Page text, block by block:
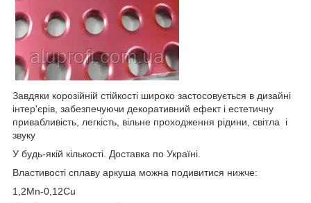
Завдяки корозійній стійкості широко застосовується в дизайні
інтер'єрів, забезпечуючи декоративний ефект і естетичну
привабливість, легкість, вільне проходження рідини, світла і
звуку
У будь-якій кількості. Доставка по Україні.
Властивості сплаву аркуша можна подивитися нижче:
1,2Mn-0,12Cu